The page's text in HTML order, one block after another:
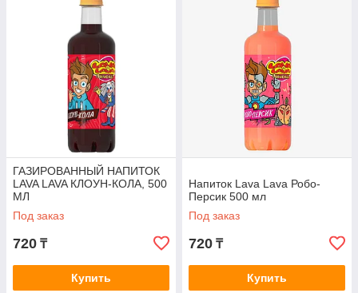
ГАЗИРОВАННЫЙ НАПИТОК
LAVA LAVA КЛОУН-КОЛА, 500
МЛ
Под заказ
720 ₸
Купить
Напиток Lava Lava Робо-
Персик 500 мл
Под заказ
720 ₸
Купить